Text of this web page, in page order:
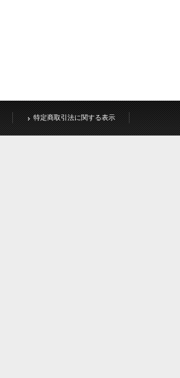
特定商取引法に関する表示